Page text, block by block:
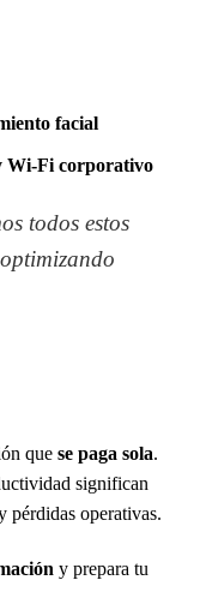
facial
Wi-Fi corporativo
todos estos
que se paga sola.
significan
pérdidas operativas.
y prepara tu